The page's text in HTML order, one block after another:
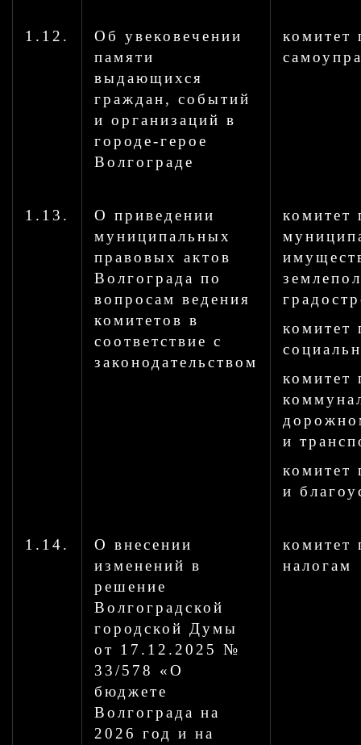
1.12.
Об увековечении
памяти
выдающихся
граждан, событий
и организаций в
городе-герое
Волгограде
комитет
1.13.
О приведении
муниципальных
правовых актов
Волгограда по
вопросам ведения
комитетов в
соответствие с
законодательством
комитет
комитет
и
комитет
и
1.14.
О внесении
изменений в
решение
Волгоградской
городской Думы
от 17.12.2025 №
33/578 «О
бюджете
Волгограда на
2026 год и на
комитет
налогам